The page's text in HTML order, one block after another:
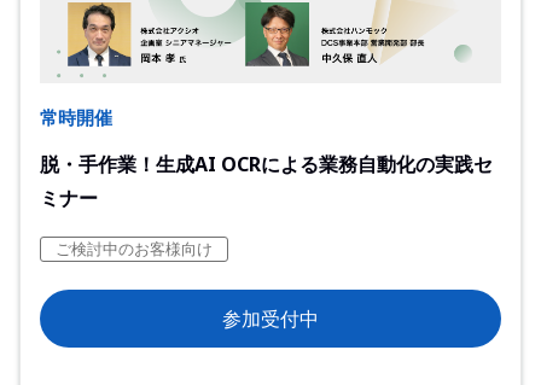
常時開催
脱・手作業！生成AI OCRによる業務自動化の実践セ
ミナー
ご検討中のお客様向け
参加受付中